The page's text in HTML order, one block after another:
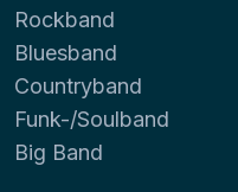
Rockband
Bluesband
Countryband
Funk-/Soulband
Big Band